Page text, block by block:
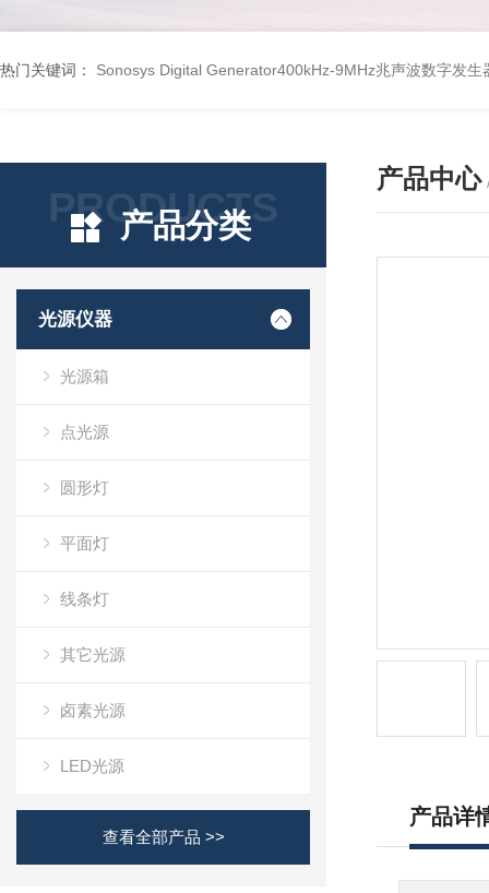
热门关键词： Sonosys Digital Generator400kHz-9MHz兆声波数字发生
PRODUCTS
产品分类
光源仪器
光源箱
点光源
圆形灯
平面灯
线条灯
其它光源
卤素光源
LED光源
查看全部产品 >>
产品中心
产品详